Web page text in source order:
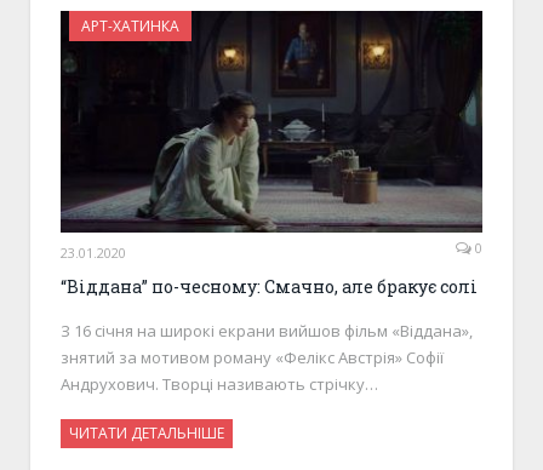
АРТ-ХАТИНКА
23.01.2020 0
“Віддана” по-чесному: Смачно, але бракує солі
З 16 січня на широкі екрани вийшов фільм «Віддана»,
знятий за мотивом роману «Фелікс Австрія» Софії
Андрухович. Творці називають стрічку…
ЧИТАТИ ДЕТАЛЬНІШЕ